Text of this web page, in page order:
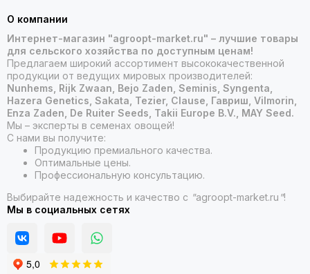
О компании
Интернет-магазин "agroopt-market.ru" – лучшие товары
для сельского хозяйства по доступным ценам!
Предлагаем широкий ассортимент высококачественной
продукции от ведущих мировых производителей:
Nunhems, Rijk Zwaan, Bejo Zaden, Seminis, Syngenta,
Hazera Genetics, Sakata, Tezier, Clause, Гавриш, Vilmorin,
Enza Zaden, De Ruiter Seeds, Takii Europe B.V., MAY Seed.
Мы – эксперты в семенах овощей!
С нами вы получите:
Продукцию премиального качества.
Оптимальные цены.
Профессиональную консультацию.
Выбирайте надежность и качество с "agroopt-market.ru "!
Мы в социальных сетях